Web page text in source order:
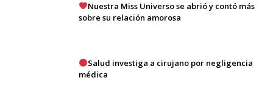
Nuestra Miss Universo se abrió y contó más
sobre su relación amorosa
Salud investiga a cirujano por negligencia
médica